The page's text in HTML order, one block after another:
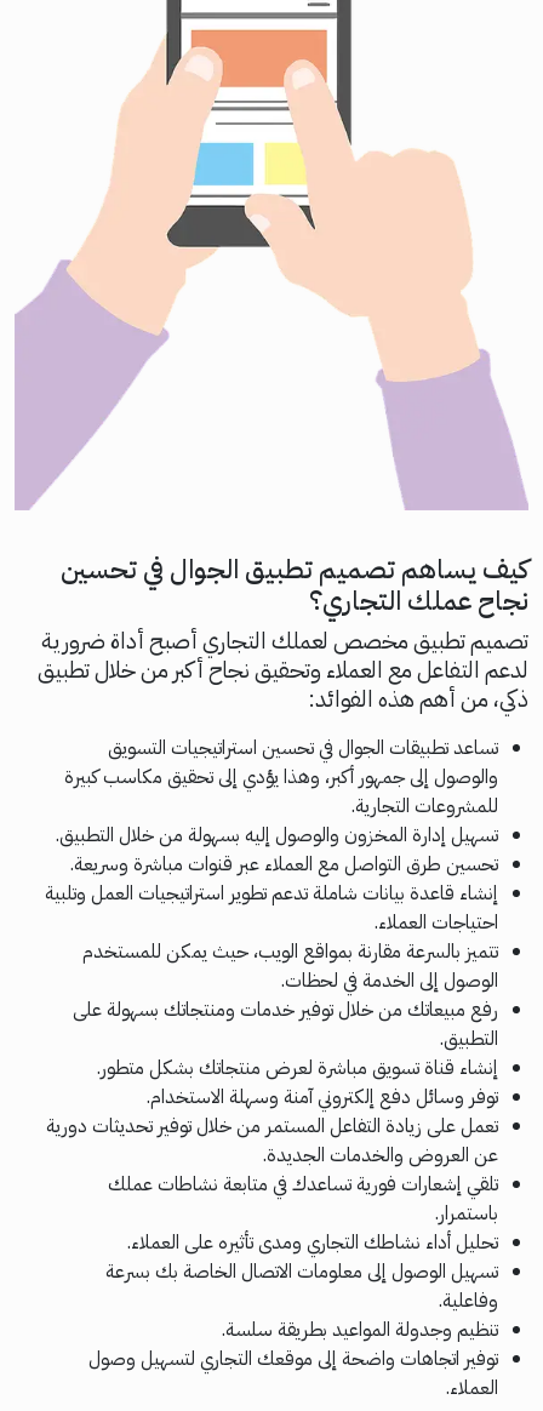
كيف يساهم تصميم تطبيق الجوال في تحسين
نجاح عملك التجاري؟
تصميم تطبيق مخصص لعملك التجاري أصبح أداة ضرورية
لدعم التفاعل مع العملاء وتحقيق نجاح أكبر من خلال تطبيق
ذكي، من أهم هذه الفوائد:
تساعد تطبيقات الجوال في تحسين استراتيجيات التسويق
والوصول إلى جمهور أكبر، وهذا يؤدي إلى تحقيق مكاسب كبيرة
للمشروعات التجارية.
تسهيل إدارة المخزون والوصول إليه بسهولة من خلال التطبيق.
تحسين طرق التواصل مع العملاء عبر قنوات مباشرة وسريعة.
إنشاء قاعدة بيانات شاملة تدعم تطوير استراتيجيات العمل وتلبية
احتياجات العملاء.
تتميز بالسرعة مقارنة بمواقع الويب، حيث يمكن للمستخدم
الوصول إلى الخدمة في لحظات.
رفع مبيعاتك من خلال توفير خدمات ومنتجاتك بسهولة على
التطبيق.
إنشاء قناة تسويق مباشرة لعرض منتجاتك بشكل متطور.
توفر وسائل دفع إلكتروني آمنة وسهلة الاستخدام.
تعمل على زيادة التفاعل المستمر من خلال توفير تحديثات دورية
عن العروض والخدمات الجديدة.
تلقي إشعارات فورية تساعدك في متابعة نشاطات عملك
باستمرار.
تحليل أداء نشاطك التجاري ومدى تأثيره على العملاء.
تسهيل الوصول إلى معلومات الاتصال الخاصة بك بسرعة
وفاعلية.
تنظيم وجدولة المواعيد بطريقة سلسة.
توفير اتجاهات واضحة إلى موقعك التجاري لتسهيل وصول
العملاء.